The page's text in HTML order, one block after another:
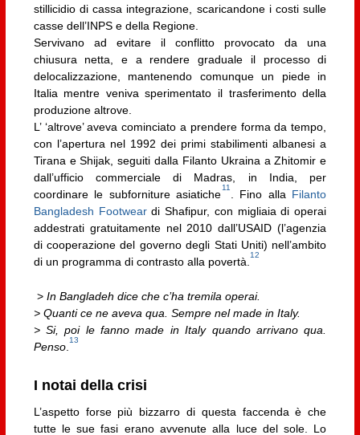
stillicidio di cassa integrazione, scaricandone i costi sulle
casse dell’INPS e della Regione.
Servivano ad evitare il conflitto provocato da una
chiusura netta, e a rendere graduale il processo di
delocalizzazione, mantenendo comunque un piede in
Italia mentre veniva sperimentato il trasferimento della
produzione altrove.
L’ ‘altrove’ aveva cominciato a prendere forma da tempo,
con l’apertura nel 1992 dei primi stabilimenti albanesi a
Tirana e Shijak, seguiti dalla Filanto Ukraina a Zhitomir e
dall’ufficio commerciale di Madras, in India, per
coordinare le subforniture asiatiche
11
. Fino alla Filanto
Bangladesh Footweardi Shafipur, con migliaia di operai
addestrati gratuitamente nel 2010 dall’USAID (l’agenzia
di cooperazione del governo degli Stati Uniti) nell’ambito
di un programma di contrasto alla povertà.
12
> In Bangladeh dice che c’ha tremila operai.
> Quanti ce ne aveva qua. Sempre nel made in Italy.
> Si, poi le fanno made in Italy quando arrivano qua.
Penso.
13
I notai della crisi
L’aspetto forse più bizzarro di questa faccenda è che
tutte le sue fasi erano avvenute alla luce del sole. Lo